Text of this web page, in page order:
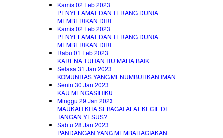
Kamis 02 Feb 2023
PENYELAMAT DAN TERANG DUNIA
MEMBERIKAN DIRI
Kamis 02 Feb 2023
PENYELAMAT DAN TERANG DUNIA
MEMBERIKAN DIRI
Rabu 01 Feb 2023
KARENA TUHAN ITU MAHA BAIK
Selasa 31 Jan 2023
KOMUNITAS YANG MENUMBUHKAN IMAN
Senin 30 Jan 2023
KAU MENGASIHIKU
Minggu 29 Jan 2023
MAUKAH KITA SEBAGAI ALAT KECIL DI
TANGAN YESUS?
Sabtu 28 Jan 2023
PANDANGAN YANG MEMBAHAGIAKAN